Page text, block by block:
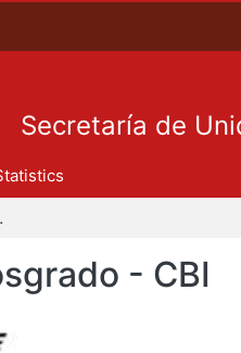
Secretaría de
- CBI
- CBI